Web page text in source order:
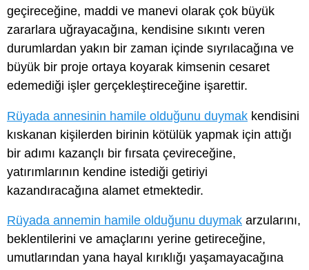
geçireceğine, maddi ve manevi olarak çok büyük
zararlara uğrayacağına, kendisine sıkıntı veren
durumlardan yakın bir zaman içinde sıyrılacağına ve
büyük bir proje ortaya koyarak kimsenin cesaret
edemediği işler gerçekleştireceğine işarettir.
Rüyada annesinin hamile olduğunu duymak kendisini
kıskanan kişilerden birinin kötülük yapmak için attığı
bir adımı kazançlı bir fırsata çevireceğine,
yatırımlarının kendine istediği getiriyi
kazandıracağına alamet etmektedir.
Rüyada annemin hamile olduğunu duymak arzularını,
beklentilerini ve amaçlarını yerine getireceğine,
umutlarından yana hayal kırıklığı yaşamayacağına